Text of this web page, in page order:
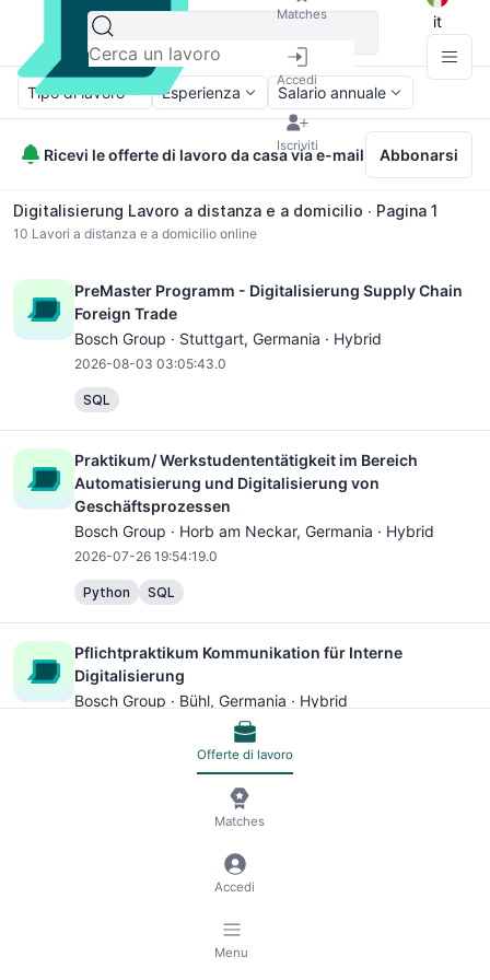
Matches
Accedi
Iscriviti
it
Tipo di lavoro Esperienza Salario annuale
Ricevi le offerte di lavoro da casa via e-mail Abbonarsi
Digitalisierung Lavoro a distanza e a domicilio ∙ Pagina 1
10 Lavori a distanza e a domicilio online
PreMaster Programm - Digitalisierung Supply Chain
Foreign Trade
Bosch Group · Stuttgart, Germania · Hybrid
2026-08-03 03:05:43.0
SQL
Praktikum/ Werkstudententätigkeit im Bereich
Automatisierung und Digitalisierung von
Geschäftsprozessen
Bosch Group · Horb am Neckar, Germania · Hybrid
2026-07-26 19:54:19.0
Python SQL
Pflichtpraktikum Kommunikation für Interne
Digitalisierung
Bosch Group · Bühl, Germania · Hybrid
PreMaster Programm in Digitalisierung und
Prozessmanagement im Einkauf (w/m/div.)
Technical Onboarding Specialist - Digitalisierung im
Offerte di lavoro
Matches
Accedi
Menu